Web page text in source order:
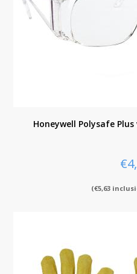
Honeywell Polysafe
€
(€5,63